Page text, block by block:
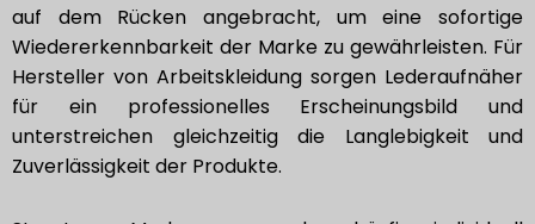
auf dem Rücken angebracht, um eine sofortige
Wiedererkennbarkeit der Marke zu gewährleisten. Für
Hersteller von Arbeitskleidung sorgen Lederaufnäher
für ein professionelles Erscheinungsbild und
unterstreichen gleichzeitig die Langlebigkeit und
Zuverlässigkeit der Produkte.